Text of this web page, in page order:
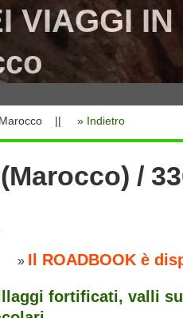
VIAGGI
Marocco || » Indietro
/
» Il ROADBOOK è
fortificati, valli